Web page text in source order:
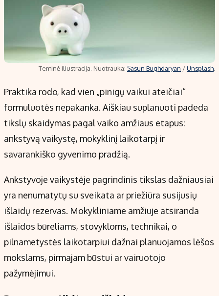
Teminė iliustracija. Nuotrauka: Sasun Bughdaryan /Unsplash.
Praktika rodo, kad vien „pinigų vaikui ateičiai“
formuluotės nepakanka. Aiškiau suplanuoti padeda
tikslų skaidymas pagal vaiko amžiaus etapus:
ankstyvą vaikystę, mokyklinį laikotarpį ir
savarankiško gyvenimo pradžią.
Ankstyvoje vaikystėje pagrindinis tikslas dažniausiai
yra nenumatytų su sveikata ar priežiūra susijusių
išlaidų rezervas. Mokykliniame amžiuje atsiranda
išlaidos būreliams, stovykloms, technikai, o
pilnametystės laikotarpiui dažnai planuojamos lėšos
mokslams, pirmajam būstui ar vairuotojo
pažymėjimui.